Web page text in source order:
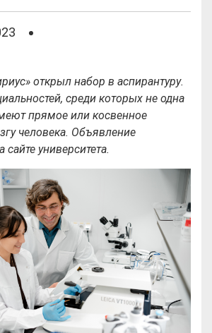
открыл набор в аспирантуру.
среди которых не одна
прямое или косвенное
человека. Объявление
сайте университета.